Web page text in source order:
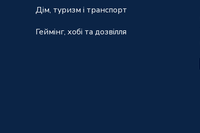
Дім, туризм і транспорт
Геймінг, хобі та дозвілля